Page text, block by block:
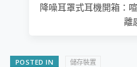
降噪耳罩式耳機開箱：
離
POSTED IN 儲存裝置